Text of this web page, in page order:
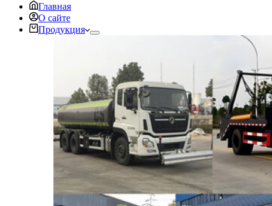
Главная
О сайте
Продукция